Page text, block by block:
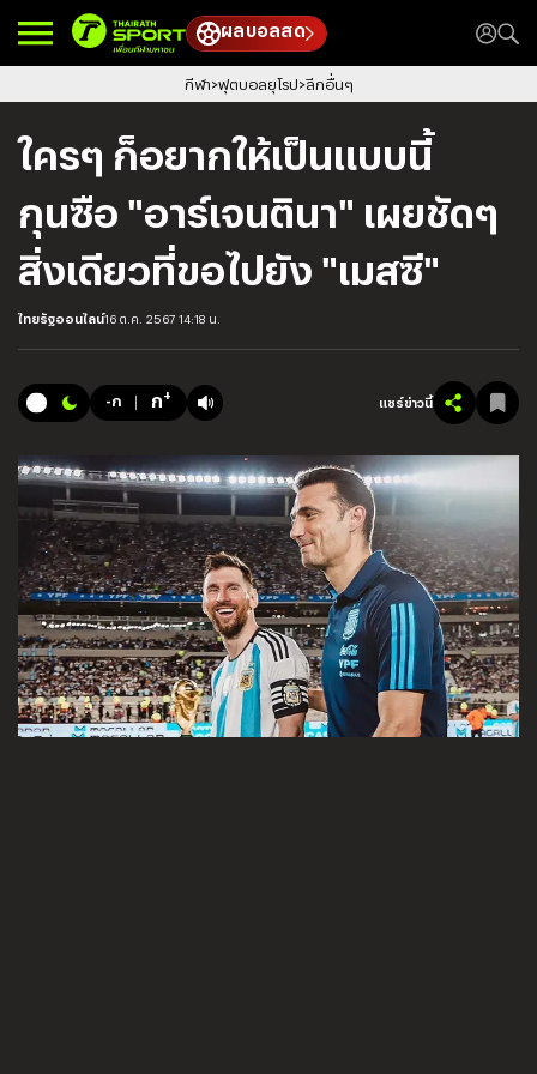
ผลบอลสด
กีฬา ฟุตบอลยุโรป ลีกอื่นๆ
ใครๆ ก็อยากให้เป็นแบบนี้
กุนซือ "อาร์เจนตินา" เผยชัดๆ
สิ่งเดียวที่ขอไปยัง "เมสซี"
ไทยรัฐออนไลน์16 ต.ค. 2567 14:18 น.
-ก ก+ แชร์ข่าวนี้